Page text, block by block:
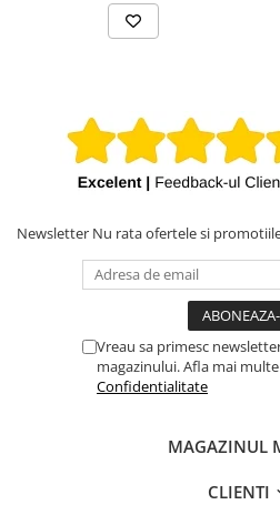
iPhone 8 Plus
iPhone 7 Plus
iPhone 7
iPhone SE 2020 2nd
iPhone 6 Plus
Top Piese iPhone
Baterie iPhone
Newsletter Nu rata ofertele si
Vreau sa primesc
magazinului. Afla mai
Confidentialitate
MAGAZINUL
CLIENTI